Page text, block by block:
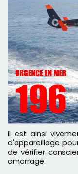
Il est ainsi vivement conseillé de reporter son projet
d'appareillage
de vérifier
amarrage.